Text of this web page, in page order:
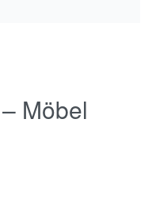
Möbel